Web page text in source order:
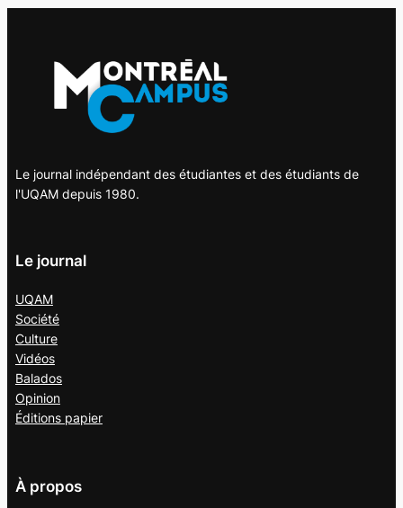
Le journal indépendant des étudiantes et des étudiants de
l'UQAM depuis 1980.
Le journal
UQAM
Société
Culture
Vidéos
Balados
Opinion
Éditions papier
À propos